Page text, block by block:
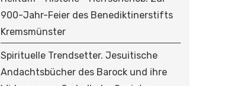
900-Jahr-Feier des Benediktinerstifts
Kremsmünster
Spirituelle Trendsetter. Jesuitische
Andachtsbücher des Barock und ihre